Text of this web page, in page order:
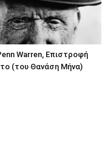
Warren, Επιστροφή
(του Θανάση Μήνα)